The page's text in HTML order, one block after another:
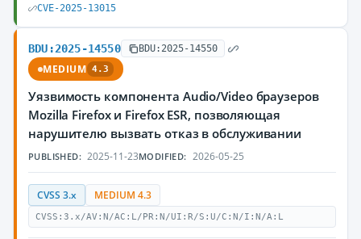
CVE-2025-13015
BDU:2025-14550 BDU:2025-14550
MEDIUM 4.3
Уязвимость компонента Audio/Video браузеров
Mozilla Firefox и Firefox ESR, позволяющая
нарушителю вызвать отказ в обслуживании
PUBLISHED: 2025-11-23MODIFIED: 2026-05-25
CVSS 3.x MEDIUM 4.3
CVSS:3.x/AV:N/AC:L/PR:N/UI:R/S:U/C:N/I:N/A:L